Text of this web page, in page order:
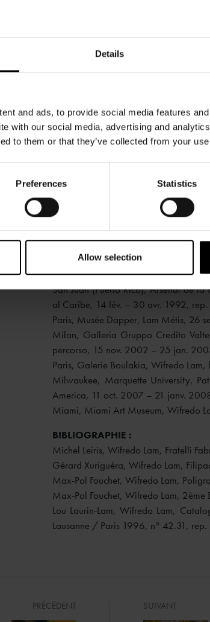
Details
and ads, to provide social media features
with our social media, advertising and
to them or that they’ve collected from your
Preferences Statistics
Allow selection
EXPOSITIONS:
Charlottenlund (Danemark),
Madrid, Museo Nacional de Arte
12 déc. 1982, n° 30, rep. coul. p. 60
Bruxelles, Musée d’Ixelles, 7 jan. –
mar. – 22 mai 1983; Wifredo Lam
Düsseldorf, Kunstsammlung
1988 – 4 jan. 1989; Wifredo Lam,
New York, Galerie Lelong, Wifredo
San Juan (Puerto Rico), Arsenal de
al Caribe, 14 fév. – 30 avr. 1992, rep.
Paris, Musée Dapper, Lam Métis, 26
Milan, Galleria Gruppo Credito
percorso, 15 nov. 2002 – 25 jan.
Paris, Galerie Boulakia, Wifredo
Milwaukee, Marquette University,
America, 11 oct. 2007 – 21 janv.
Miami, Miami Art Museum, Wifredo
BIBLIOGRAPHIE :
Michel Leiris, Wifredo Lam, Fratelli
Gérard Xuriguéra, Wifredo Lam,
Max-Pol Fouchet, Wifredo Lam,
Max-Pol Fouchet, Wifredo Lam,
Lou Laurin-Lam, Wifredo Lam,
Lausanne / Paris 1996, n° 42.31,
PRÉCÉDENT SUIVANT